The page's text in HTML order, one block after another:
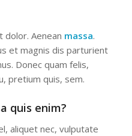
dolor. Aenean massa.
et magnis dis parturient
Donec quam felis,
pretium quis, sem.
quis enim?
aliquet nec, vulputate